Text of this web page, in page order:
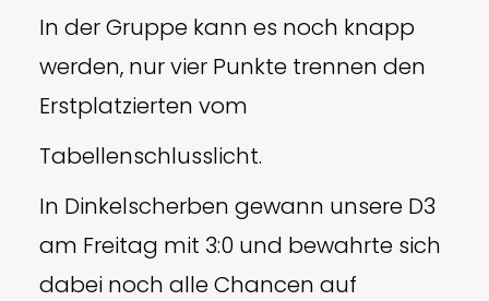
In der Gruppe kann es noch knapp
werden, nur vier Punkte trennen den
Erstplatzierten vom
Tabellenschlusslicht.
In Dinkelscherben gewann unsere D3
am Freitag mit 3:0 und bewahrte sich
dabei noch alle Chancen auf